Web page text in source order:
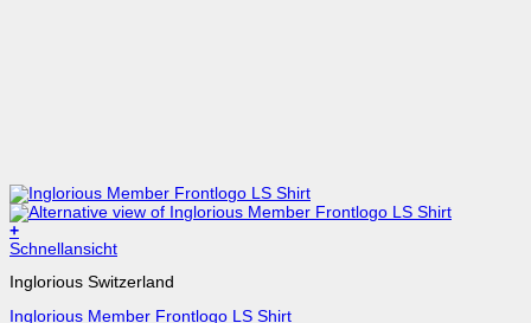
+
Schnellansicht
Inglorious Switzerland
Inglorious Member Frontlogo LS Shirt